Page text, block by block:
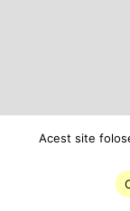
Acest site